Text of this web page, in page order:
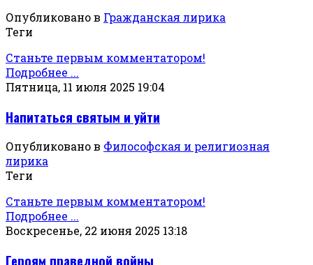
Опубликовано в Гражданская лирика
Теги
Станьте первым комментатором!
Подробнее ...
Пятница, 11 июля 2025 19:04
Напитаться святым и уйти
Опубликовано в Философская и религиозная
лирика
Теги
Станьте первым комментатором!
Подробнее ...
Воскресенье, 22 июня 2025 13:18
Героям праведной войны